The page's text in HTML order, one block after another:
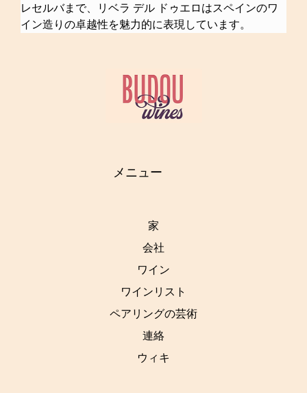
レセルバまで、リベラ デル ドゥエロはスペインのワ
イン造りの卓越性を魅力的に表現しています。
家
会社
ワイン
ワインリスト
ペアリングの芸術
連絡
ウィキ
メニュー